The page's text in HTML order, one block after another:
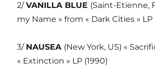
2/VANILLA BLUE (Saint-Etienne,
my Name » from « Dark Cities » LP
3/ NAUSEA (New York, US) «
« Extinction » LP (1990)